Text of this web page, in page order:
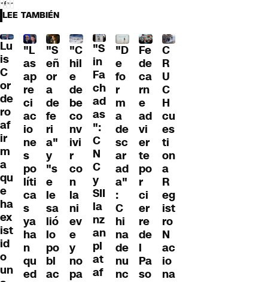
LEE TAMBIÉN
Lu
is
C
or
de
ro
af
ir
m
a
qu
e
ha
ex
ist
id
o
un
"L
as
ap
re
ci
ac
io
ne
s
po
líti
ca
s
ya
ha
n
qu
ed
"S
eñ
or
a
de
fe
ri
a"
y
"s
e
le
sa
lió
lo
po
bl
ac
"C
hil
e
de
be
co
nv
ivi
r
co
n
la
ni
ev
e
y
no
pa
"S
in
Fa
ch
ad
as
":
C
N
C
y
SII
la
nz
an
pl
at
af
"D
e
fo
r
m
a
de
sc
ar
ad
a"
:
C
hi
na
de
nu
nc
Fe
de
ca
rn
e
ad
vi
er
te
po
r
ci
er
re
de
l
Pa
so
C
R
U
C
H
cu
es
ti
on
a
R
eg
ist
ro
N
ac
io
na